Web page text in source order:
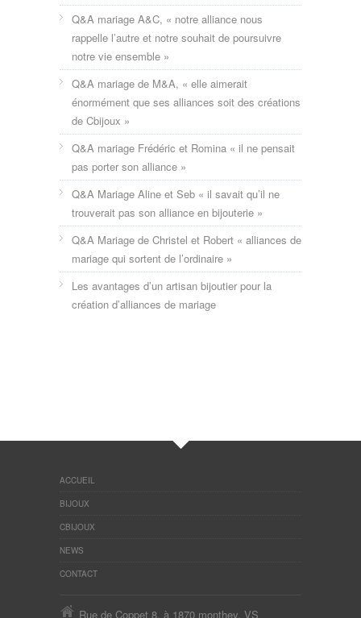
Q&A mariage A&C, « notre alliance nous
rappelle l’autre et notre souhait de poursuivre
notre vie ensemble »
Q&A mariage de M&A, « elle aimerait
énormément que ses alliances soit des créations
de Cbijoux »
Q&A mariage Frédéric et Romina « il ne pensait
pas porter son alliance »
Q&A Mariage Aline et Seb « il savait qu’il ne
trouverait pas son alliance en bijouterie »
Q&A Mariage de Christel et Robert « alliances de
mariage qui sortent de l’ordinaire »
Les avantages d’un artisan bijoutier pour la
création d’alliances de mariage
ACCUEIL
BIJOUX
CBIJOUX
NEWS
CONTACT
Rue de Coppet 8, à 1870 monthey, VS